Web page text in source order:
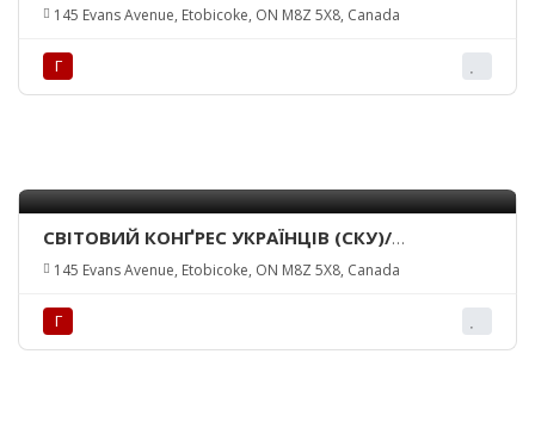
КАНАДИ – КРАЙОВА УПРАВА/ UKRAINIAN
NATIONAL FEDERATION OF CANADA INC. –
NATIONAL EXECUTIVE
145 Evans Avenue, Etobicoke, ON M8Z 5X8, Canada
Г
СВІТОВИЙ КОНҐРЕС УКРАЇНЦІВ (СКУ)/
UKRAINIAN WORLD CONGRESS (UWC)
145 Evans Avenue, Etobicoke, ON M8Z 5X8, Canada
Г